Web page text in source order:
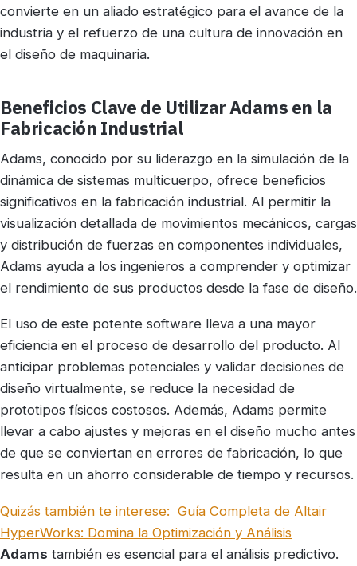
convierte en un aliado estratégico para el avance de la
industria y el refuerzo de una cultura de innovación en
el diseño de maquinaria.
Beneficios Clave de Utilizar Adams en la
Fabricación Industrial
Adams, conocido por su liderazgo en la simulación de la
dinámica de sistemas multicuerpo, ofrece beneficios
significativos en la fabricación industrial. Al permitir la
visualización detallada de movimientos mecánicos, cargas
y distribución de fuerzas en componentes individuales,
Adams ayuda a los ingenieros a comprender y optimizar
el rendimiento de sus productos desde la fase de diseño.
El uso de este potente software lleva a una mayor
eficiencia en el proceso de desarrollo del producto. Al
anticipar problemas potenciales y validar decisiones de
diseño virtualmente, se reduce la necesidad de
prototipos físicos costosos. Además, Adams permite
llevar a cabo ajustes y mejoras en el diseño mucho antes
de que se conviertan en errores de fabricación, lo que
resulta en un ahorro considerable de tiempo y recursos.
Quizás también te interese: Guía Completa de Altair
HyperWorks: Domina la Optimización y Análisis
Adams también es esencial para el análisis predictivo.